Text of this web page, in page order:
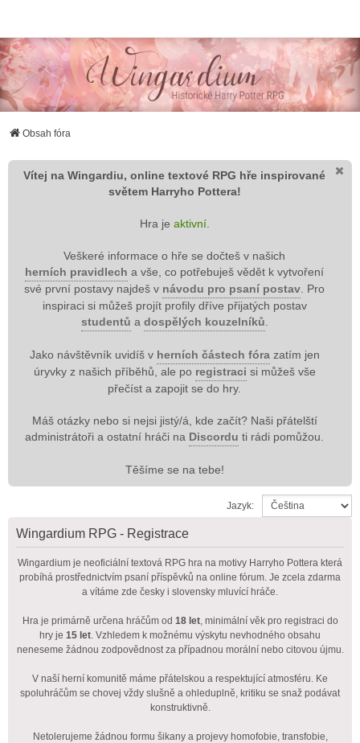
Wingardium RPG
Obsah fóra
Vítej na Wingardiu, online textové RPG hře inspirované
světem Harryho Pottera!
Hra je aktivní.
Veškeré informace o hře se dočteš v našich
herních pravidlech a vše, co potřebuješ vědět k vytvoření
své první postavy najdeš v návodu pro psaní postav. Pro
inspiraci si můžeš projít profily dříve přijatých postav
studentů a dospělých kouzelníků.
Jako návštěvník uvidíš v herních částech fórazatím jen
úryvky z našich příběhů, ale po registraci si můžeš vše
přečíst a zapojit se do hry.
Máš otázky nebo si nejsi jistý/á, kde začít? Naši přátelští
administrátoři a ostatní hráči na Discordu ti rádi pomůžou.
Těšíme se na tebe!
Jazyk:
Wingardium RPG - Registrace
Wingardium je neoficiální textová RPG hra na motivy Harryho Pottera která
probíhá prostřednictvím psaní příspěvků na online fórum. Je zcela zdarma
a vítáme zde česky i slovensky mluvící hráče.
Hra je primárně určena hráčům od 18 let, minimální věk pro registraci do
hry je 15 let. Vzhledem k možnému výskytu nevhodného obsahu
neneseme žádnou zodpovědnost za případnou morální nebo citovou újmu.
V naší herní komunitě máme přátelskou a respektující atmosféru. Ke
spoluhráčům se chovej vždy slušně a ohleduplně, kritiku se snaž podávat
konstruktivně.
Netolerujeme žádnou formu šikany a projevy homofobie, transfobie,